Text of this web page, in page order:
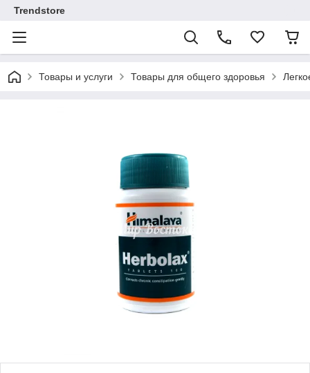
Trendstore
Товары и услуги Товары для общего здоровья